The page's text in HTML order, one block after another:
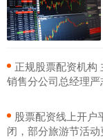
正规股票配资机构
销售分公司总经理严
股票配资线上开户
闭，部分旅游节活动